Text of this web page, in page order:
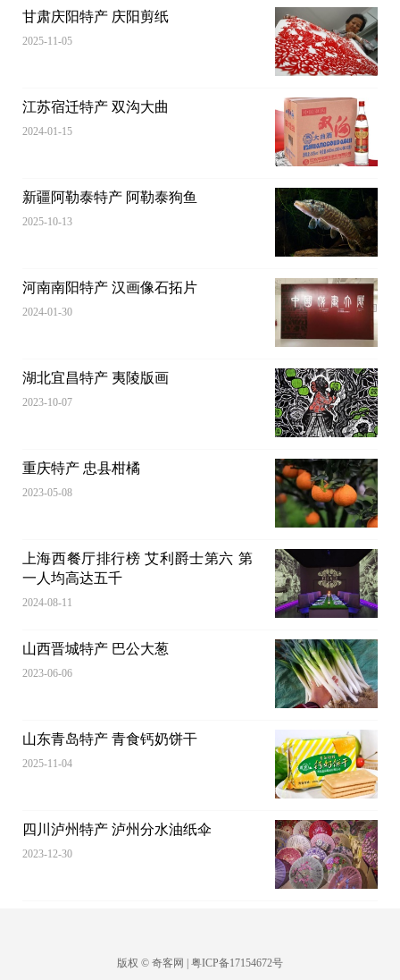
甘肃庆阳特产 庆阳剪纸
2025-11-05
江苏宿迁特产 双沟大曲
2024-01-15
新疆阿勒泰特产 阿勒泰狗鱼
2025-10-13
河南南阳特产 汉画像石拓片
2024-01-30
湖北宜昌特产 夷陵版画
2023-10-07
重庆特产 忠县柑橘
2023-05-08
上海西餐厅排行榜 艾利爵士第六 第
一人均高达五千
2024-08-11
山西晋城特产 巴公大葱
2023-06-06
山东青岛特产 青食钙奶饼干
2025-11-04
四川泸州特产 泸州分水油纸伞
2023-12-30
版权 © 奇客网 | 粤ICP备17154672号